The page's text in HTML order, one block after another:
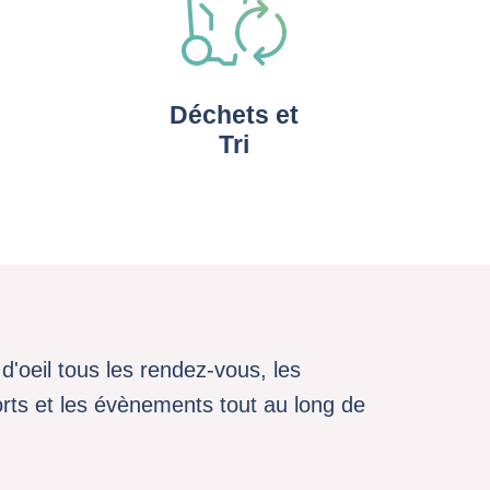
Déchets et
Tri
tous les rendez-vous, les
et les évènements tout au long de